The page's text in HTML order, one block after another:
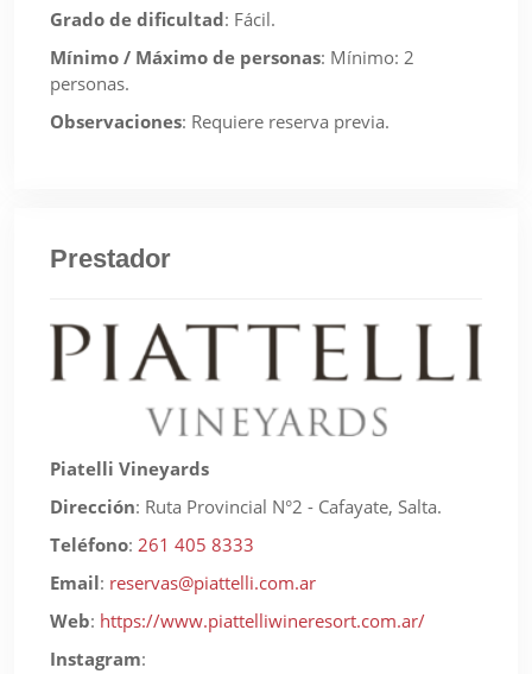
Grado de dificultad: Fácil.
Mínimo / Máximo de personas: Mínimo: 2
personas.
Observaciones: Requiere reserva previa.
Prestador
Piatelli Vineyards
Dirección: Ruta Provincial N°2 - Cafayate, Salta.
Teléfono: 261 405 8333
Email: reservas@piattelli.com.ar
Web: https://www.piattelliwineresort.com.ar/
Instagram: